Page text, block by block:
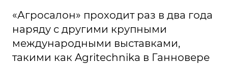
«Агросалон» проходит раз в два года
наряду с другими крупными
международными выставками,
такими как Agritechnika в Ганновере